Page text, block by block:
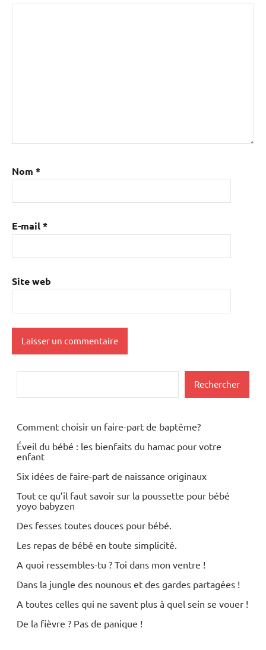
Nom *
E-mail*
Site web
Rechercher
Comment choisir un faire-part de baptême?
Éveil du bébé : les bienfaits du hamac pour votre
enfant
Six idées de faire-part de naissance originaux
Tout ce qu’il faut savoir sur la poussette pour bébé
yoyo babyzen
Des fesses toutes douces pour bébé.
Les repas de bébé en toute simplicité.
A quoi ressembles-tu ? Toi dans mon ventre !
Dans la jungle des nounous et des gardes partagées !
A toutes celles qui ne savent plus à quel sein se vouer !
De la fièvre ? Pas de panique !